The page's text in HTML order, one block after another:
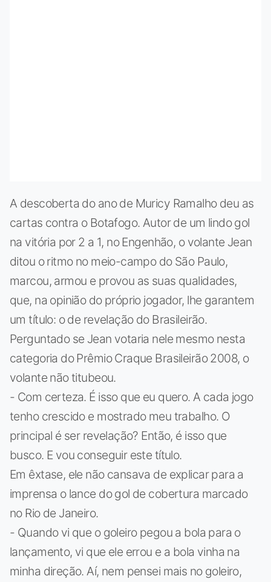
A descoberta do ano de Muricy Ramalho deu as
cartas contra o Botafogo. Autor de um lindo gol
na vitória por 2 a 1, no Engenhão, o volante Jean
ditou o ritmo no meio-campo do São Paulo,
marcou, armou e provou as suas qualidades,
que, na opinião do próprio jogador, lhe garantem
um título: o de revelação do Brasileirão.
Perguntado se Jean votaria nele mesmo nesta
categoria do Prêmio Craque Brasileirão 2008, o
volante não titubeou.
- Com certeza. É isso que eu quero. A cada jogo
tenho crescido e mostrado meu trabalho. O
principal é ser revelação? Então, é isso que
busco. E vou conseguir este título.
Em êxtase, ele não cansava de explicar para a
imprensa o lance do gol de cobertura marcado
no Rio de Janeiro.
- Quando vi que o goleiro pegou a bola para o
lançamento, vi que ele errou e a bola vinha na
minha direção. Aí, nem pensei mais no goleiro,